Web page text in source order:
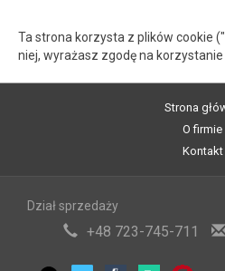
Ta strona korzysta z plików cookie
niej, wyrażasz zgodę na korzystanie
Strona
O firmie
Kontakt
Dział sprzedaży
+48 723-745-711